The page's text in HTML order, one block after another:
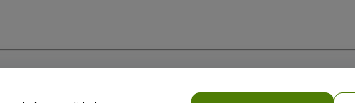
y de laPolítica de Privacidad para Móviles